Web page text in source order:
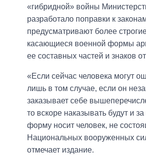
«гибридной» войны
разработало поправки к
предусматривают более
касающиеся военной формы
ее составных частей и знаков
«Если сейчас человека могут
лишь в том случае, если он
заказывает себе
то вскоре наказывать будут и за
форму носит человек, не
Национальных вооруженных
отмечает издание.